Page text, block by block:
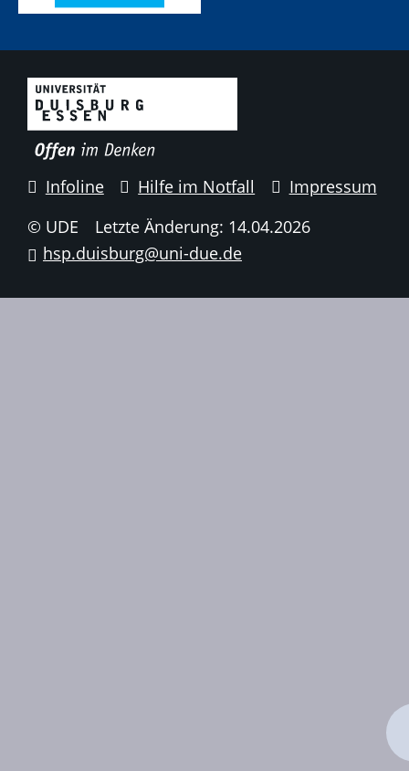
Infoline Hilfe im Notfall
Impressum
© UDE
Letzte Änderung: 14.04.2026
hsp.duisburg@uni-due.de